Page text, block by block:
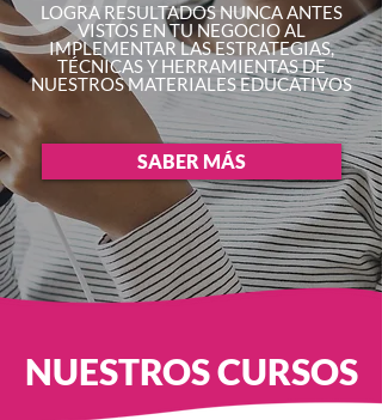
LOGRA RESULTADOS NUNCA ANTES
VISTOS EN TU NEGOCIO AL
IMPLEMENTAR LAS ESTRATEGIAS,
TÉCNICAS Y HERRAMIENTAS DE
NUESTROS MATERIALES EDUCATIVOS
SABER MÁS
NUESTROS CURSOS